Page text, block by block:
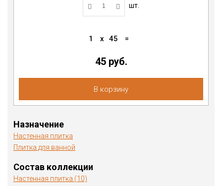
шт.
1 x 45 =
45 руб.
В корзину
Назначение
Настенная плитка
Плитка для ванной
Состав коллекции
Настенная плитка (10)